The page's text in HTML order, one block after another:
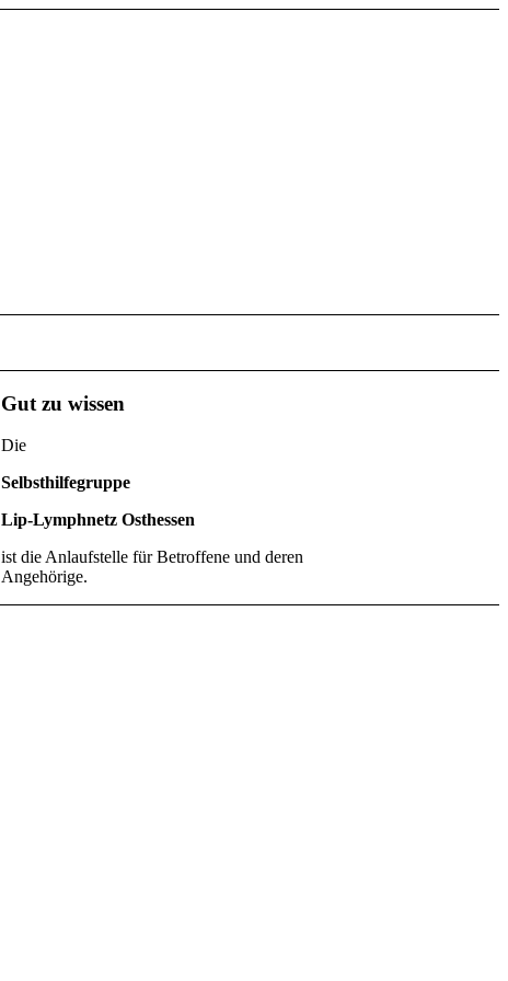
Gut zu wissen
Die
Selbsthilfegruppe
Lip-Lymphnetz Osthessen
ist die Anlaufstelle für Betroffene und deren
Angehörige.